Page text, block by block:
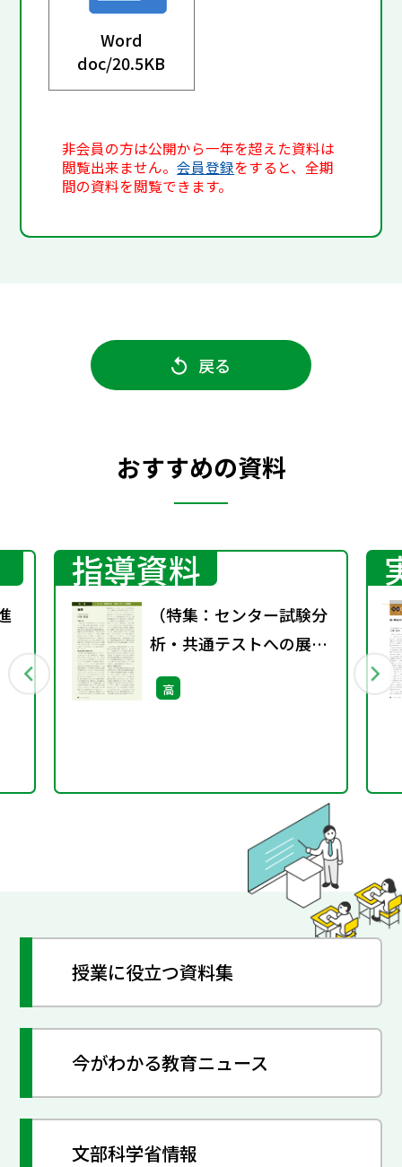
Word
doc/20.5KB
非会員の方は公開から一年を超えた資料は
閲覧出来ません。会員登録をすると、全期
間の資料を閲覧できます。
戻る
おすすめの資料
指導資料
（特集：センター試験分
析・共通テストへの展
望）倫理
高
授業に役立つ資料集
今がわかる教育ニュース
文部科学省情報